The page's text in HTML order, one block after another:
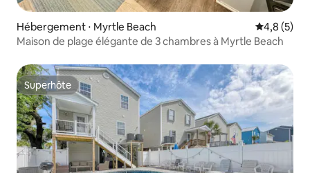
Hébergement ⋅ Myrtle Beach Évaluation
4,8 (5)
Maison de plage élégante de 3 chambres à Myrtle Beach
Superhôte
Superhôte